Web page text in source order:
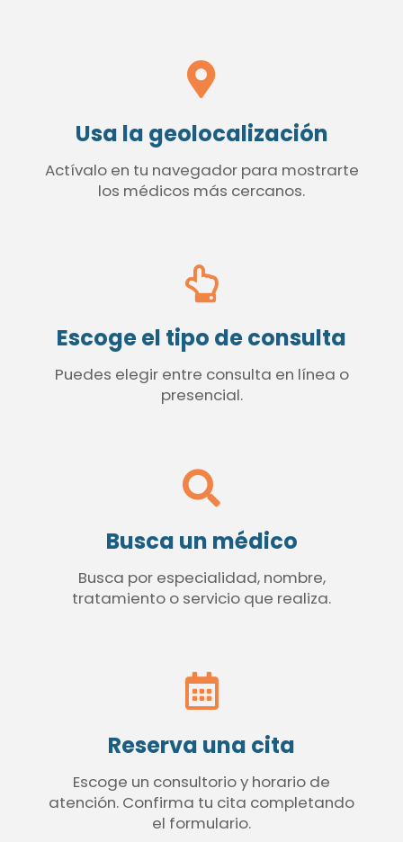
Usa la geolocalización
Actívalo en tu navegador para mostrarte
los médicos más cercanos.
Escoge el tipo de consulta
Puedes elegir entre consulta en línea o
presencial.
Busca un médico
Busca por especialidad, nombre,
tratamiento o servicio que realiza.
Reserva una cita
Escoge un consultorio y horario de
atención. Confirma tu cita completando
el formulario.